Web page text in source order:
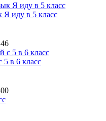
Я иду в 5 класс
5 в 6 класс